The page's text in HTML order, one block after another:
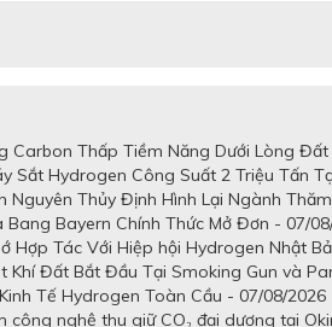
Carbon Thấp Tiềm Năng Dưới Lòng
Sắt Hydrogen Công Suất 2 Triệu Tấn
Nguyên Thủy Định Hình Lại Ngành
Bayern Chính Thức Mở Đơn - 07/
Hợp Tác Với Hiệp hội Hydrogen Nhật
Khí Đất Bắt Đầu Tại Smoking Gun và
Tế Hydrogen Toàn Cầu - 07/08/2026
công nghệ thu giữ CO₂ đại dương tại